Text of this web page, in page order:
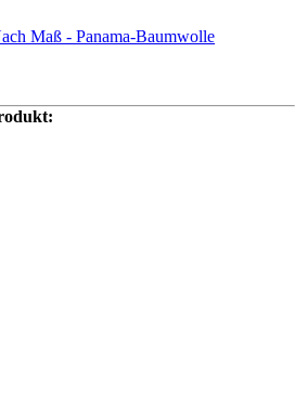
Maß - Panama-Baumwolle